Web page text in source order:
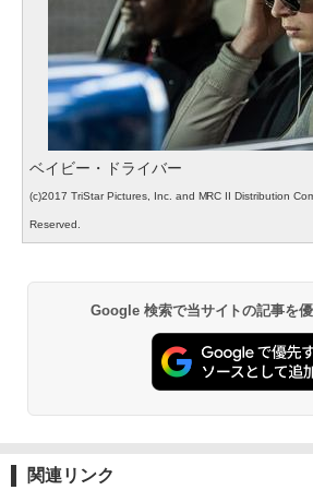
ベイビー・ドライバー
(c)2017 TriStar Pictures, Inc. and MRC II Distribution
Reserved.
Google 検索で当サイトの記事を
関連リンク